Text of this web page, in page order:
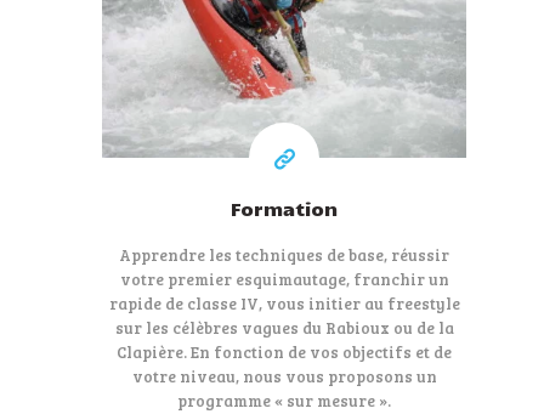
A partir de80 €
Formation
Apprendre les techniques de base, réussir
votre premier esquimautage, franchir un
rapide de classe IV, vous initier au freestyle
sur les célèbres vagues du Rabioux ou de la
Clapière. En fonction de vos objectifs et de
votre niveau, nous vous proposons un
programme « sur mesure ».